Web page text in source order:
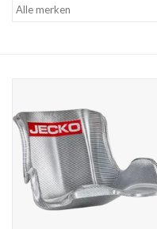
Gereedschap
Motoren en onderdelen
Karts